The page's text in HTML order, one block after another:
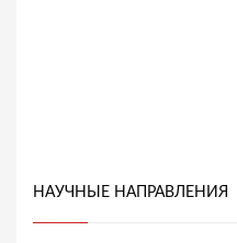
НАУЧНЫЕ НАПРАВЛЕНИЯ